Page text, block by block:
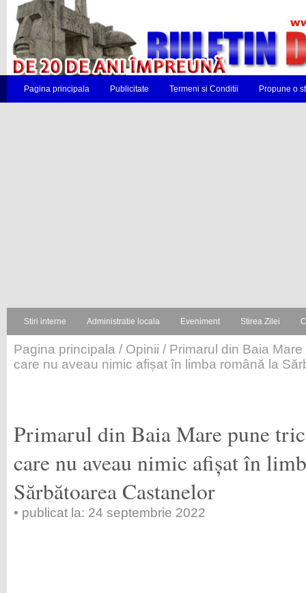
Pagina principala Publicitate Termeni si Conditii Propune o
Stiri interne Administratie locala Eveniment Stirea Zilei
Pagina principala / Opinii / Primarul din Baia
care nu aveau nimic afișat în limba română la
Primarul din Baia Mare pune
care nu aveau nimic afișat în
Sărbătoarea Castanelor
• publicat la: 24 septembrie 2022